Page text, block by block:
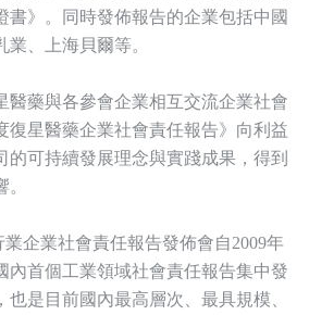
書》。同時發佈報告的企業包括中國
、上海貝爾等。
藥與各參會企業相互交流企業社會
復星醫藥企業社會責任報告》向利益
的可持續發展理念與實踐成果，得到
企業社會責任報告發佈會自2009年
內首個工業領域社會責任報告集中發
是目前國內最高層次、最具規模、